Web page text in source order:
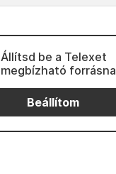
Állítsd be a Telexet
megbízható
Beállítom